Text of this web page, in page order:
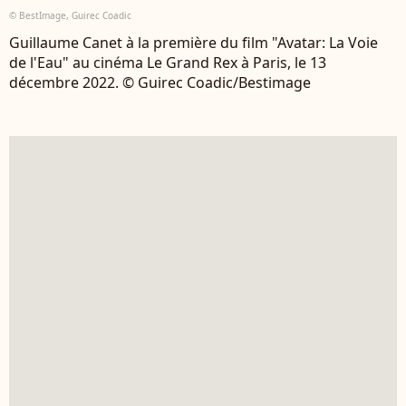
© BestImage, Guirec Coadic
Guillaume Canet à la première du film "Avatar: La Voie
de l'Eau" au cinéma Le Grand Rex à Paris, le 13
décembre 2022. © Guirec Coadic/Bestimage